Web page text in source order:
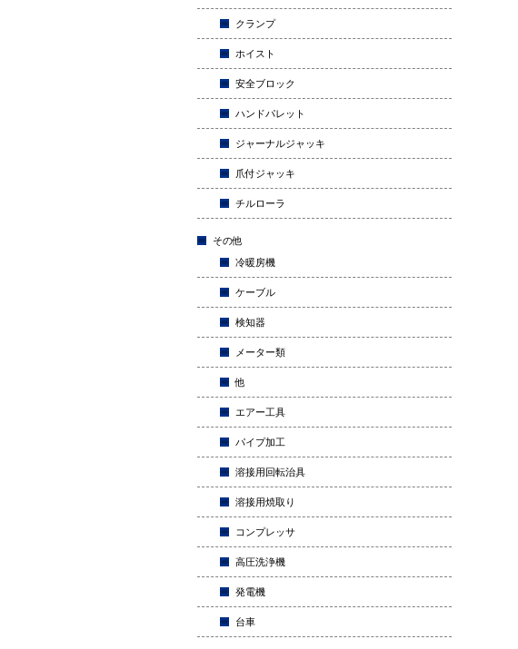
クランプ
ホイスト
安全ブロック
ハンドパレット
ジャーナルジャッキ
爪付ジャッキ
チルローラ
その他
冷暖房機
ケーブル
検知器
メーター類
他
エアー工具
パイプ加工
溶接用回転治具
溶接用焼取り
コンプレッサ
高圧洗浄機
発電機
台車